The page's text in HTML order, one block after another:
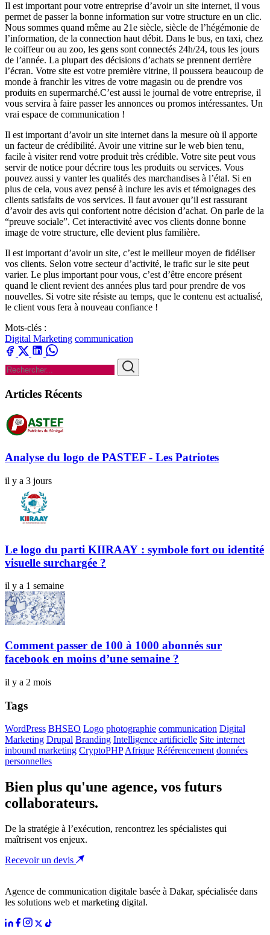
Il est important pour votre entreprise d’avoir un site internet, il vous
permet de passer la bonne information sur votre structure en un clic.
Nous sommes quand même au 21e siècle, siècle de l’hégémonie de
l’information, de la connection haut débit. Dans le bus, en taxi, chez
le coiffeur ou au zoo, les gens sont connectés 24h/24, tous les jours
de l’année. La plupart des décisions d’achats se prennent derrière
l’écran. Votre site est votre première vitrine, il poussera beaucoup de
monde à franchir les vitres de votre magasin ou de prendre vos
produits en supermarché.C’est aussi le journal de votre entreprise, il
vous servira à faire passer les annonces ou promos intéressantes. Un
vrai espace de communication !
Il est important d’avoir un site internet dans la mesure où il apporte
un facteur de crédibilité. Avoir une vitrine sur le web bien tenu,
facile à visiter rend votre produit très crédible. Votre site peut vous
servir de notice pour décrire tous les produits ou services. Vous
pouvez aussi y vanter les qualités des marchandises à l’étal. Si en
plus de cela, vous avez pensé à inclure les avis et témoignages des
clients satisfaits de vos services. Il faut avouer qu’il est rassurant
d’avoir des avis qui confortent notre décision d’achat. On parle de la
“preuve sociale”. Cet interactivité avec vos clients donne bonne
image de votre structure, elle devient plus familière.
Il est important d’avoir un site, c’est le meilleur moyen de fidéliser
vos clients. Selon votre secteur d’activité, le trafic sur le site peut
varier. Le plus important pour vous, c’est d’être encore présent
quand le client revient des années plus tard pour prendre de vos
nouvelles. Si votre site résiste au temps, que le contenu est actualisé,
le client vous fera à nouveau confiance !
Mots-clés :
Digital Marketing communication
Articles Récents
Analyse du logo de PASTEF - Les Patriotes
il y a 3 jours
Le logo du parti KIIRAAY : symbole fort ou identité
visuelle surchargée ?
il y a 1 semaine
Comment passer de 100 à 1000 abonnés sur
facebook en moins d’une semaine ?
il y a 2 mois
Tags
WordPress BHSEO Logo photographie communication Digital
Marketing Drupal Branding Intelligence artificielle Site internet
inbound marketing CryptoPHP Afrique Référencement données
personnelles
Bien plus qu'une agence, vos futurs
collaborateurs.
De la stratégie à l’exécution, rencontrez les spécialistes qui
maîtrisent vos enjeux.
Recevoir un devis
Agence de communication digitale basée à Dakar, spécialisée dans
les solutions web et marketing digital.